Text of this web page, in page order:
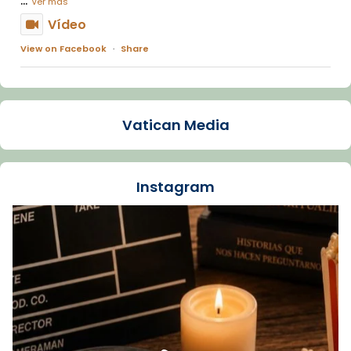
Vídeo
View on Facebook · Share
Arquebisbat de Barcelona
La Carmina va patir depressió. Fa gairebé
dos mesos, a l'Estadi Lluís Companys, la
Recupera l'entrevista comp
Vatican
tican News 👇
www.vaticannews.va/es/iglesia/news/2026-
07/carmina-historia-depresion-papa-viaje-
espana-testimoni...
Foto
Vatican Media
Instagram